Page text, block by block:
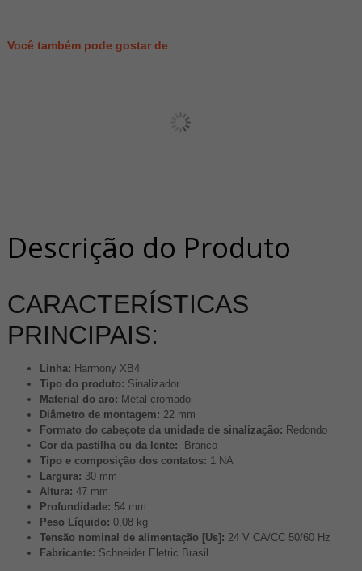
Você também pode gostar de
Descrição do Produto
CARACTERÍSTICAS
PRINCIPAIS:
Linha: Harmony XB4
Tipo do produto: Sinalizador
Material do aro: Metal cromado
Diâmetro de montagem: 22 mm
Formato do cabeçote da unidade de sinalização: Redondo
Cor da pastilha ou da lente:
Branco
Tipo e composição dos contatos: 1 NA
Largura: 30 mm
Altura: 47 mm
Profundidade: 54 mm
Peso Líquido: 0,08 kg
Tensão nominal de alimentação [Us]: 24 V CA/CC 50/60 Hz
Fabricante: Schneider Eletric Brasil